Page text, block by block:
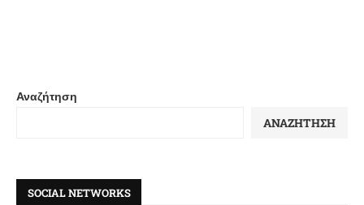
Αναζήτηση
ΑΝΑΖΉΤΗΣΗ
SOCIAL NETWORKS